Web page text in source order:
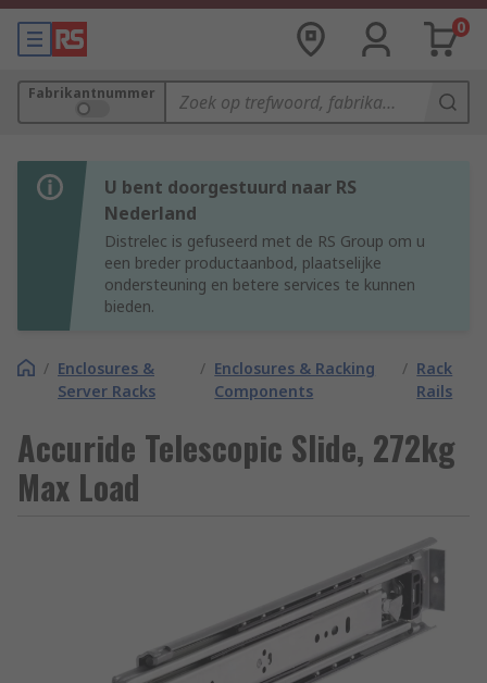
0
Fabrikantnummer
U bent doorgestuurd naar RS
Nederland
Distrelec is gefuseerd met de RS Group om u
een breder productaanbod, plaatselijke
ondersteuning en betere services te kunnen
bieden.
/ Enclosures &
Server Racks
/ Enclosures & Racking
Components
/ Rack
Rails
Accuride Telescopic Slide, 272kg
Max Load